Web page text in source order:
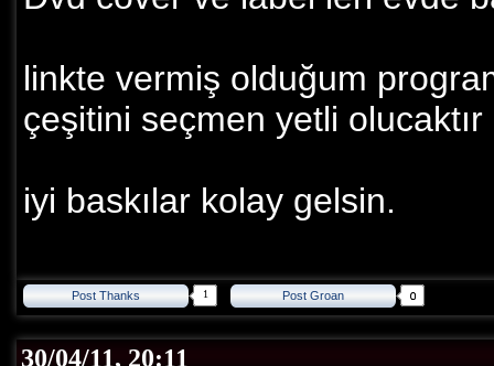
linkte vermiş olduğum
çeşitini seçmen yetli
iyi baskılar kolay gelsin.
Post Thanks 1 Post Groan
30/04/11, 20:11